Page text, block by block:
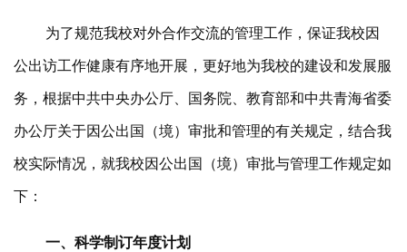
为了规范我校对外合作交流的管理工作，保证我校因
公出访工作健康有序地开展，更好地为我校的建设和发展服
务，根据中共中央办公厅、国务院、教育部和中共青海省委
办公厅关于因公出国（境）审批和管理的有关规定，结合我
校实际情况，就我校因公出国（境）审批与管理工作规定如
下：
一、科学制订年度计划